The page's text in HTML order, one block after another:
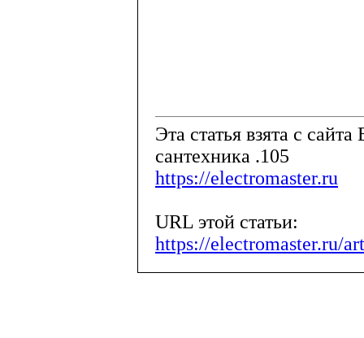
Эта статья взята с
сантехника .105
https://electromaster.ru
URL этой статьи:
https://electromaster.ru/